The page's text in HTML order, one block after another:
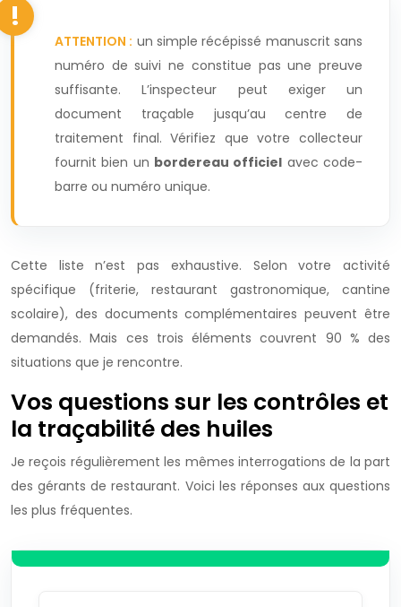
ATTENTION : un simple récépissé manuscrit sans
numéro de suivi ne constitue pas une preuve
suffisante. L’inspecteur peut exiger un
document traçable jusqu’au centre de
traitement final. Vérifiez que votre collecteur
fournit bien un bordereau officiel avec code-
barre ou numéro unique.
Cette liste n’est pas exhaustive. Selon votre activité
spécifique (friterie, restaurant gastronomique, cantine
scolaire), des documents complémentaires peuvent être
demandés. Mais ces trois éléments couvrent 90 % des
situations que je rencontre.
Vos questions sur les contrôles et
la traçabilité des huiles
Je reçois régulièrement les mêmes interrogations de la part
des gérants de restaurant. Voici les réponses aux questions
les plus fréquentes.